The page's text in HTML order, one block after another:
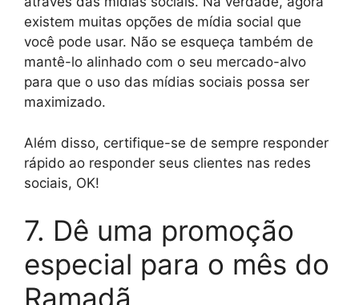
existem muitas opções de mídia social que
você pode usar. Não se esqueça também de
mantê-lo alinhado com o seu mercado-alvo
para que o uso das mídias sociais possa ser
maximizado.
Além disso, certifique-se de sempre responder
rápido ao responder seus clientes nas redes
sociais, OK!
7. Dê uma promoção
especial para o mês do
Ramadã